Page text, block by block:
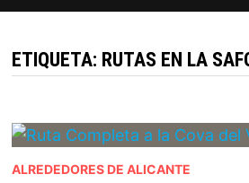
ETIQUETA: RUTAS EN LA
ALREDEDORES DE ALICANTE